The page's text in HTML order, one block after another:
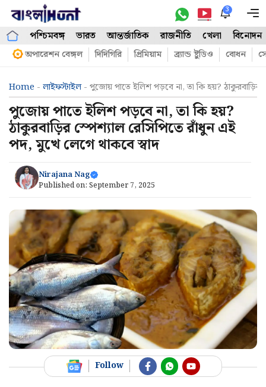
Skip
content
3
পশ্চিমবঙ্গ ভারত আন্তর্জাতিক রাজনীতি খেলা বিনোদন
অপারেশন বেঙ্গল দিদিগিরি প্রিমিয়াম ব্র্যান্ড ষ্টুডিও বোধন
Home - লাইফস্টাইল- পুজোয় পাতে ইলিশ পড়বে না, তা কি হয়? ঠাকুরবাড়ির
পুজোয় পাতে ইলিশ পড়বে না, তা কি হয়?
ঠাকুরবাড়ির স্পেশ্যাল রেসিপিতে রাঁধুন এই
পদ, মুখে লেগে থাকবে স্বাদ
Nirajana Nag
Published on: September 7, 2025
Follow